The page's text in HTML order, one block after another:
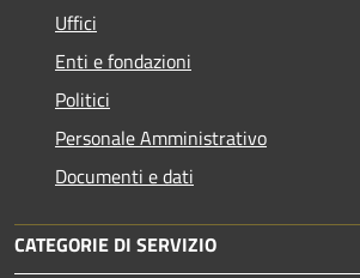
Uffici
Enti e fondazioni
Politici
Personale Amministrativo
Documenti e dati
CATEGORIE DI SERVIZIO